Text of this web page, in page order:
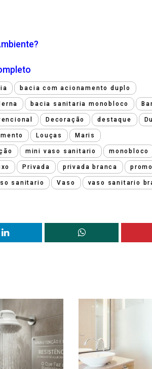
bacia com acionamento duplo
bacia sanitaria monobloco
Decoração destaque
Louças Maris
mini vaso sanitario monobloco
Privada privada branca
sanitario Vaso vaso sanitario